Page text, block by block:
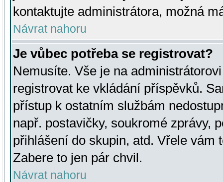
kontaktujte administrátora, možná
Návrat nahoru
Je vůbec potřeba se registrovat?
Nemusíte. Vše je na
registrovat ke vkládání příspěvků.
přístup k ostatním službám
např. postavičky, soukromé zprávy,
přihlášení do skupin, atd. Vřele vám
Zabere to jen pár chvil.
Návrat nahoru